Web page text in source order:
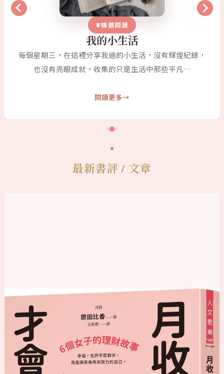
精選閱讀
我的小生活
每個星期三，在這裡分享我過的小生活，沒有輝煌紀錄，
也沒有亮眼成就，收集的只是生活中那些平凡…
閱讀更多
最新書評 / 文章